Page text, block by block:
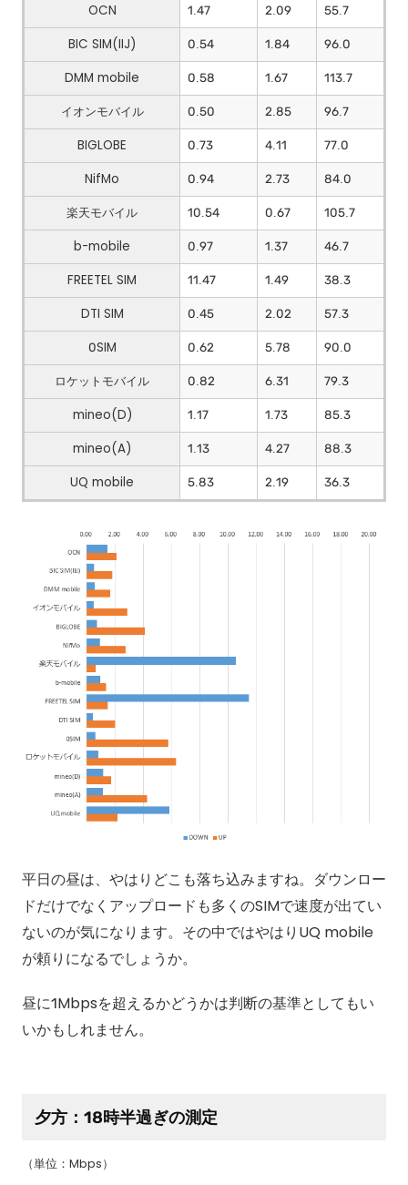
OCN
1.47 2.09
55.7
BIC SIM(IIJ)
0.54 1.84
96.0
DMM mobile
0.58 1.67
113.7
イオンモバイル
0.50 2.85
96.7
BIGLOBE
0.73 4.11
77.0
NifMo
0.94 2.73
84.0
楽天モバイル
10.54 0.67
105.7
b-mobile
0.97 1.37
46.7
FREETEL SIM
11.47 1.49
38.3
DTI SIM
0.45 2.02
57.3
0SIM
0.62 5.78
90.0
ロケットモバイル
0.82 6.31
79.3
mineo(D)
1.17 1.73
85.3
mineo(A)
1.13 4.27
88.3
UQ mobile
5.83 2.19 36.3
平日の昼は、やはりどこも落ち込みますね。ダウンロー
ドだけでなくアップロードも多くのSIMで速度が出てい
ないのが気になります。その中ではやはりUQ mobile
が頼りになるでしょうか。
昼に1Mbpsを超えるかどうかは判断の基準としてもい
いかもしれません。
夕方：18時半過ぎの測定
（単位：Mbps）